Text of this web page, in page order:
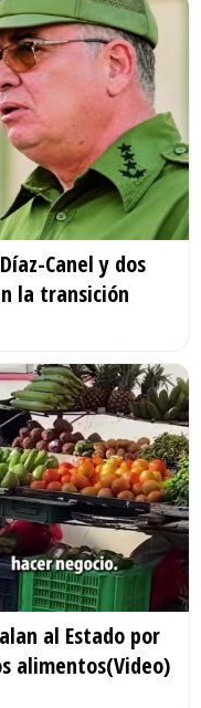
Canel y dos
la transición
al Estado por
alimentos(Video)